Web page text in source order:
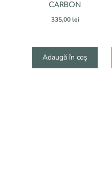
CARBON
335,00lei
Adaugă în coș